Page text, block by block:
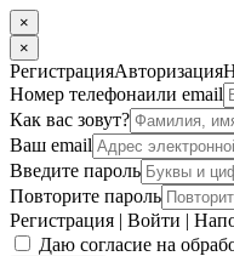
×
×
РегистрацияАвторизация
Номер телефонаили email
Как вас зовут?
Ваш email
Введите пароль
Повторите пароль
Регистрация | Войти |
Даю согласие на